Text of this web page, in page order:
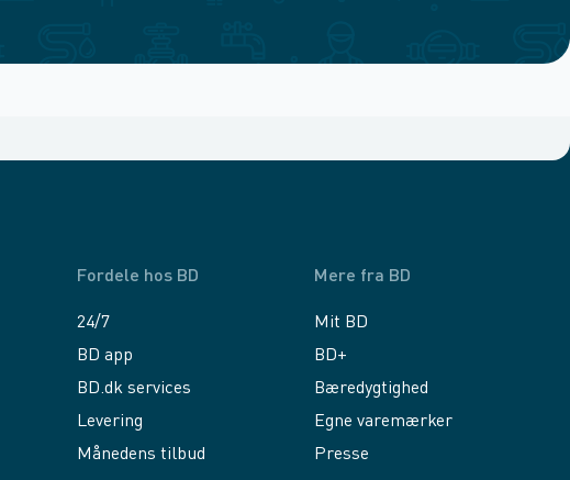
Fordele hos BD
24/7
BD app
BD.dk services
Levering
Månedens tilbud
Mere fra BD
Mit BD
BD+
Bæredygtighed
Egne varemærker
Presse